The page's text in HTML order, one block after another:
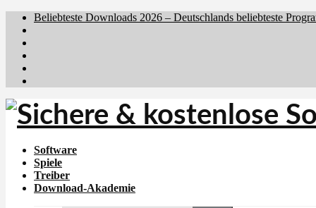
Beliebteste Downloads 2026 – Deutschlands beliebteste
Software
Spiele
Treiber
Download-Akademie